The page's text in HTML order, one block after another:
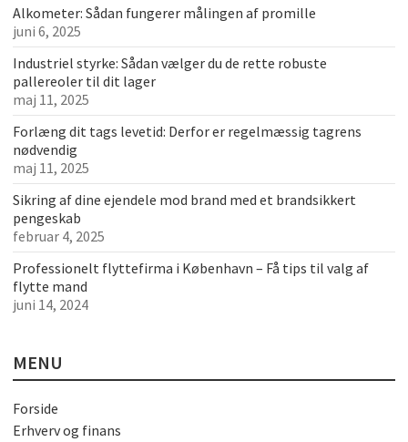
Alkometer: Sådan fungerer målingen af promille
juni 6, 2025
Industriel styrke: Sådan vælger du de rette robuste
pallereoler til dit lager
maj 11, 2025
Forlæng dit tags levetid: Derfor er regelmæssig tagrens
nødvendig
maj 11, 2025
Sikring af dine ejendele mod brand med et brandsikkert
pengeskab
februar 4, 2025
Professionelt flyttefirma i København – Få tips til valg af
flytte mand
juni 14, 2024
MENU
Forside
Erhverv og finans